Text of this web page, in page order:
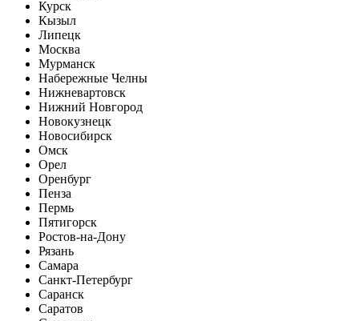
Курск
Кызыл
Липецк
Москва
Мурманск
Набережные Челны
Нижневартовск
Нижний Новгород
Новокузнецк
Новосибирск
Омск
Орел
Оренбург
Пенза
Пермь
Пятигорск
Ростов-на-Дону
Рязань
Самара
Санкт-Петербург
Саранск
Саратов